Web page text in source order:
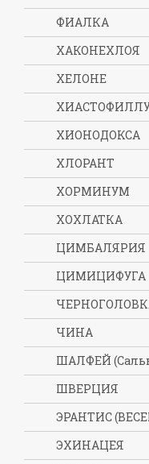
ФИАЛКА
ХАКОНЕХЛОЯ
ХЕЛОНЕ
ХИОНОДОКСА
ХЛОРАНТ
ХОРМИНУМ
ХОХЛАТКА
ЦИМБАЛЯРИЯ
ЦИМИЦИФУГА
ЧИНА
ШАЛФЕЙ
ШВЕРЦИЯ
ЭРАНТИС
ЭХИНАЦЕЯ